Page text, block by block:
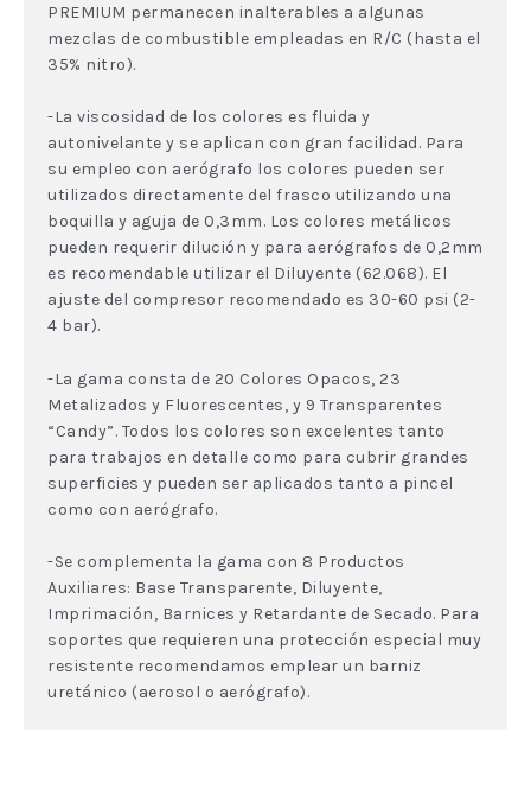
PREMIUM permanecen inalterables a algunas
mezclas de combustible empleadas en R/C (hasta el
35% nitro).
-La viscosidad de los colores es fluida y
autonivelante y se aplican con gran facilidad. Para
su empleo con aerógrafo los colores pueden ser
utilizados directamente del frasco utilizando una
boquilla y aguja de 0,3mm. Los colores metálicos
pueden requerir dilución y para aerógrafos de 0,2mm
es recomendable utilizar el Diluyente (62.068). El
ajuste del compresor recomendado es 30-60 psi (2-
4 bar).
-La gama consta de 20 Colores Opacos, 23
Metalizados y Fluorescentes, y 9 Transparentes
“Candy”. Todos los colores son excelentes tanto
para trabajos en detalle como para cubrir grandes
superficies y pueden ser aplicados tanto a pincel
como con aerógrafo.
-Se complementa la gama con 8 Productos
Auxiliares: Base Transparente, Diluyente,
Imprimación, Barnices y Retardante de Secado. Para
soportes que requieren una protección especial muy
resistente recomendamos emplear un barniz
uretánico (aerosol o aerógrafo).